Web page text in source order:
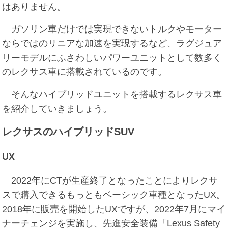
はありません。
ガソリン車だけでは実現できないトルクやモーター
ならではのリニアな加速を実現するなど、ラグジュア
リーモデルにふさわしいパワーユニットとして数多く
のレクサス車に搭載されているのです。
そんなハイブリッドユニットを搭載するレクサス車
を紹介していきましょう。
レクサスのハイブリッドSUV
UX
2022年にCTが生産終了となったことによりレクサ
スで購入できるもっともベーシック車種となったUX。
2018年に販売を開始したUXですが、2022年7月にマイ
ナーチェンジを実施し、先進安全装備「Lexus Safety